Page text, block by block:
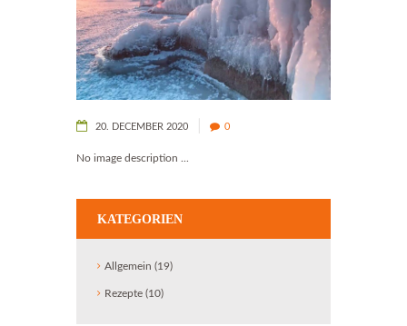
20. DECEMBER 2020 0
No image description ...
KATEGORIEN
Allgemein (19)
Rezepte (10)